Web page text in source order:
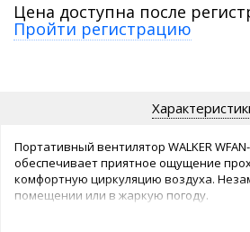
Цена доступна после
Пройти регистрацию
Портативный вентилятор WALKER
обеспечивает приятное ощущение
комфортную циркуляцию воздуха.
помещении или в жаркую погоду.